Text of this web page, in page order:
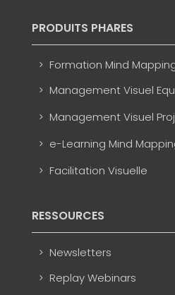
PRODUITS PHARES
Formation Mind
Management Visuel
Management Visuel
e-Learning Mind
Facilitation Visuelle
RESSOURCES
Newsletters
Replay Webinars